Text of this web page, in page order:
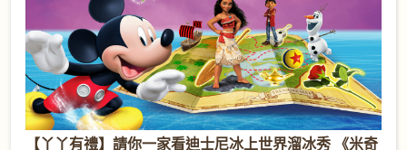
【丫丫有禮】請你一家看迪士尼冰上世界溜冰秀 《米奇